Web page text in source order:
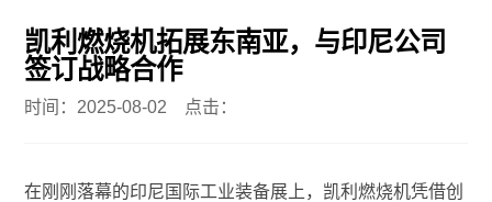
凯利燃烧机拓展东南亚，与印尼公司
签订战略合作
时间：2025-08-02 点击：
在刚刚落幕的印尼国际工业装备展上，凯利燃烧机凭借创